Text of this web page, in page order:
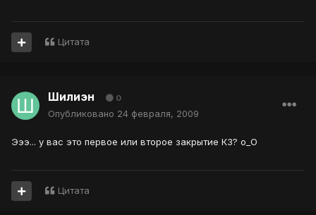
Цитата
Шилиэн 0
Опубликовано 24 февраля, 2009
Эээ... у вас это первое или второе закрытие КЗ? о_О
Цитата